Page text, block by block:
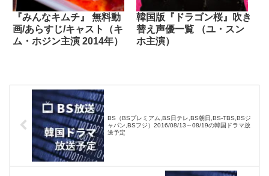
『みんなキムチ』 無料動
画/あらすじ/キャスト（キ
ム・ホジン主演 2014年）
韓国版『ドラゴン桜』吹き
替え声優一覧 （ユ・スン
ホ主演）
BS（BSプレミアム,BS日テレ,BS朝日,BS-TBS,BSジ
ャパン,BSフジ）2016/08/13～08/19の韓国ドラマ放
送予定